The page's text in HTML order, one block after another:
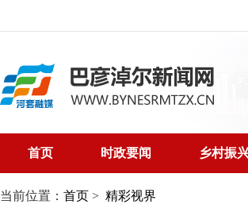
首页 时政要闻 乡村振
当前位置： 首页 > 精彩视界